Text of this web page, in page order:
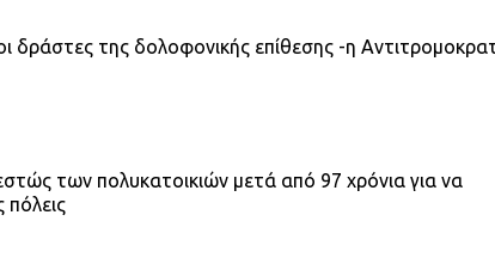
δράστες της δολοφονικής επίθεσης -η
των πολυκατοικιών μετά από 97 χρόνια για να
πόλεις